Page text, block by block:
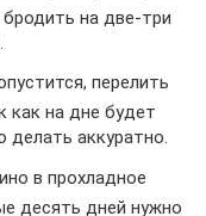
на две-три
перелить
как на дне будет
делать аккуратно.
в прохладное
десять дней нужно